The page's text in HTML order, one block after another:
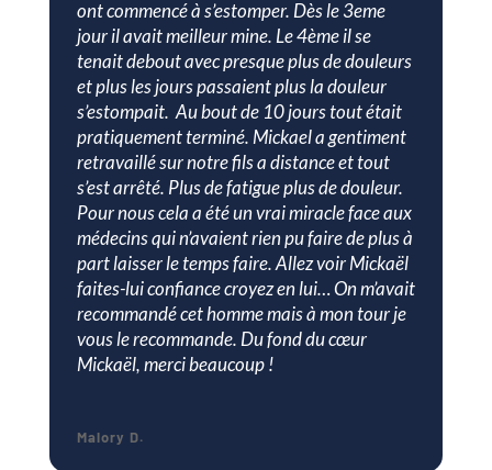
ont commencé à s’estomper. Dès le 3eme
jour il avait meilleur mine. Le 4ème il se
tenait debout avec presque plus de douleurs
et plus les jours passaient plus la douleur
s’estompait. Au bout de 10 jours tout était
pratiquement terminé. Mickael a gentiment
retravaillé sur notre fils a distance et tout
s’est arrêté. Plus de fatigue plus de douleur.
Pour nous cela a été un vrai miracle face aux
médecins qui n’avaient rien pu faire de plus à
part laisser le temps faire. Allez voir Mickaël
faites-lui confiance croyez en lui… On m’avait
recommandé cet homme mais à mon tour je
vous le recommande. Du fond du cœur
Mickaël, merci beaucoup !
Malory D.